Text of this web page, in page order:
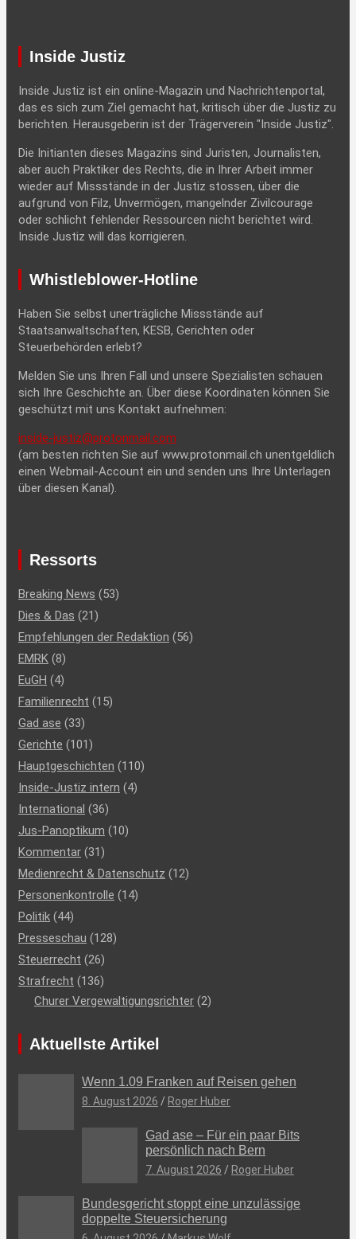
Inside Justiz
Inside Justiz ist ein online-Magazin und Nachrichtenportal,
das es sich zum Ziel gemacht hat, kritisch über die Justiz zu
berichten. Herausgeberin ist der Trägerverein "Inside Justiz".
Die Initianten dieses Magazins sind Juristen, Journalisten,
aber auch Praktiker des Rechts, die in Ihrer Arbeit immer
wieder auf Missstände in der Justiz stossen, über die
aufgrund von Filz, Unvermögen, mangelnder Zivilcourage
oder schlicht fehlender Ressourcen nicht berichtet wird.
Inside Justiz will das korrigieren.
Whistleblower-Hotline
Haben Sie selbst unerträgliche Missstände auf
Staatsanwaltschaften, KESB, Gerichten oder
Steuerbehörden erlebt?
Melden Sie uns Ihren Fall und unsere Spezialisten schauen
sich Ihre Geschichte an. Über diese Koordinaten können Sie
geschützt mit uns Kontakt aufnehmen:
inside-justiz@protonmail.com
(am besten richten Sie auf www.protonmail.ch unentgeldlich
einen Webmail-Account ein und senden uns Ihre Unterlagen
über diesen Kanal).
Ressorts
Breaking News (53)
Dies & Das (21)
Empfehlungen der Redaktion (56)
EMRK (8)
EuGH (4)
Familienrecht (15)
Gad ase (33)
Gerichte (101)
Hauptgeschichten (110)
Inside-Justiz intern (4)
International (36)
Jus-Panoptikum (10)
Kommentar (31)
Medienrecht & Datenschutz (12)
Personenkontrolle (14)
Politik (44)
Presseschau (128)
Steuerrecht (26)
Strafrecht (136)
Churer Vergewaltigungsrichter (2)
Aktuellste Artikel
Wenn 1.09 Franken auf Reisen gehen
8. August 2026 Roger Huber
Gad ase – Für ein paar Bits
persönlich nach Bern
7. August 2026 Roger Huber
Bundesgericht stoppt eine unzulässige
doppelte Steuersicherung